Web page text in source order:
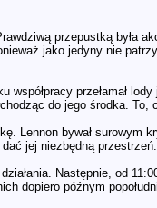
mogąc
of a
Starra
23 paĽSyn
inny
23 paĽ
przepustką była
jako jedyny nie
współpracy przełamał
do jego środka. To,
Lennon bywał surowym
jej niezbędną przestrzeń.
Następnie, od
dopiero późnym